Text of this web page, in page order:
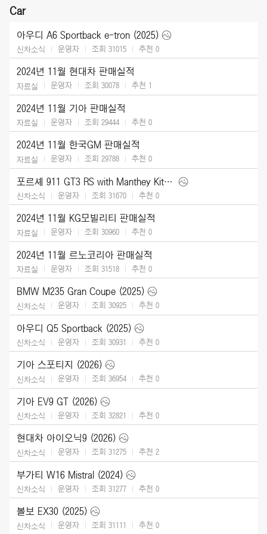
Car
아우디 A6 Sportback e-tron (2025)
신차소식 운영자 조회 31015 추천 0
2024년 11월 현대차 판매실적
자료실 운영자 조회 30078 추천 1
2024년 11월 기아 판매실적
자료실 운영자 조회 29444 추천 0
2024년 11월 한국GM 판매실적
자료실 운영자 조회 29788 추천 0
포르셰 911 GT3 RS with Manthey Kit (2025)
신차소식 운영자 조회 31670 추천 0
2024년 11월 KG모빌리티 판매실적
자료실 운영자 조회 30960 추천 0
2024년 11월 르노코리아 판매실적
자료실 운영자 조회 31518 추천 0
BMW M235 Gran Coupe (2025)
신차소식 운영자 조회 30925 추천 0
아우디 Q5 Sportback (2025)
신차소식 운영자 조회 30931 추천 0
기아 스포티지 (2026)
신차소식 운영자 조회 36954 추천 0
기아 EV9 GT (2026)
신차소식 운영자 조회 32821 추천 0
현대차 아이오닉9 (2026)
신차소식 운영자 조회 31275 추천 2
부가티 W16 Mistral (2024)
신차소식 운영자 조회 31277 추천 0
볼보 EX30 (2025)
신차소식 운영자 조회 31111 추천 0